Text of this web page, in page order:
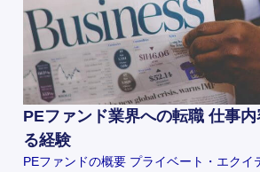
PEファンド業界への転職 仕事
る経験
PEファンドの概要 プライベート・エクイ